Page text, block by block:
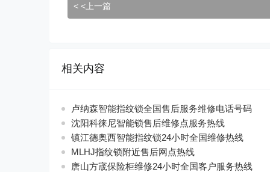
< <上一篇
相关内容
卢纳森智能指纹锁全国售后服务维修电话号码
沈阳科徕尼智能锁售后维修点服务热线
镇江德奥西智能指纹锁24小时全国维修热线
MLHJ指纹锁附近售后网点热线
唐山方宬保险柜维修24小时全国客户服务热线